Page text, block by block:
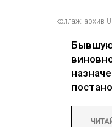
коллаж: архив
Бывшую